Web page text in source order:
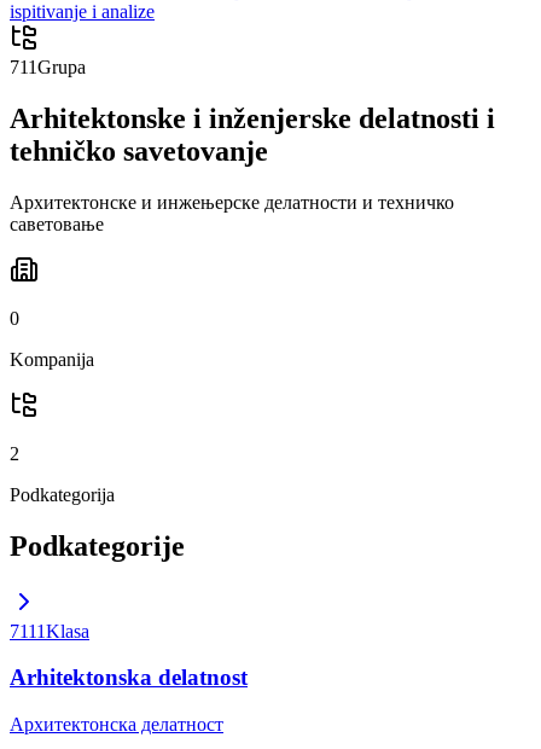
ispitivanje i analize
711Grupa
Arhitektonske i inženjerske delatnosti i
tehničko savetovanje
Архитектонске и инжењерске делатности и техничко
саветовање
0
Kompanija
2
Podkategorija
Podkategorije
7111Klasa
Arhitektonska delatnost
Архитектонска делатност